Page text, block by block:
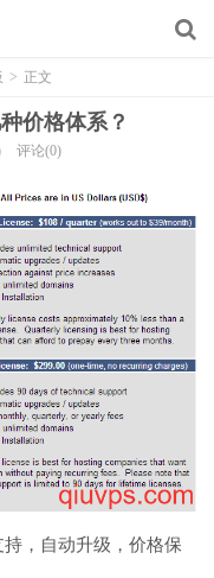
> 正文
价格体系？
评论(0)
，自动升级，价格保